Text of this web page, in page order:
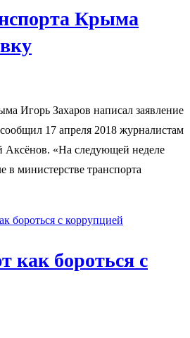
Крыма
Игорь Захаров написал заявление
17 апреля 2018 журналистам
Аксёнов. «На следующей неделе
в министерстве транспорта
как бороться с